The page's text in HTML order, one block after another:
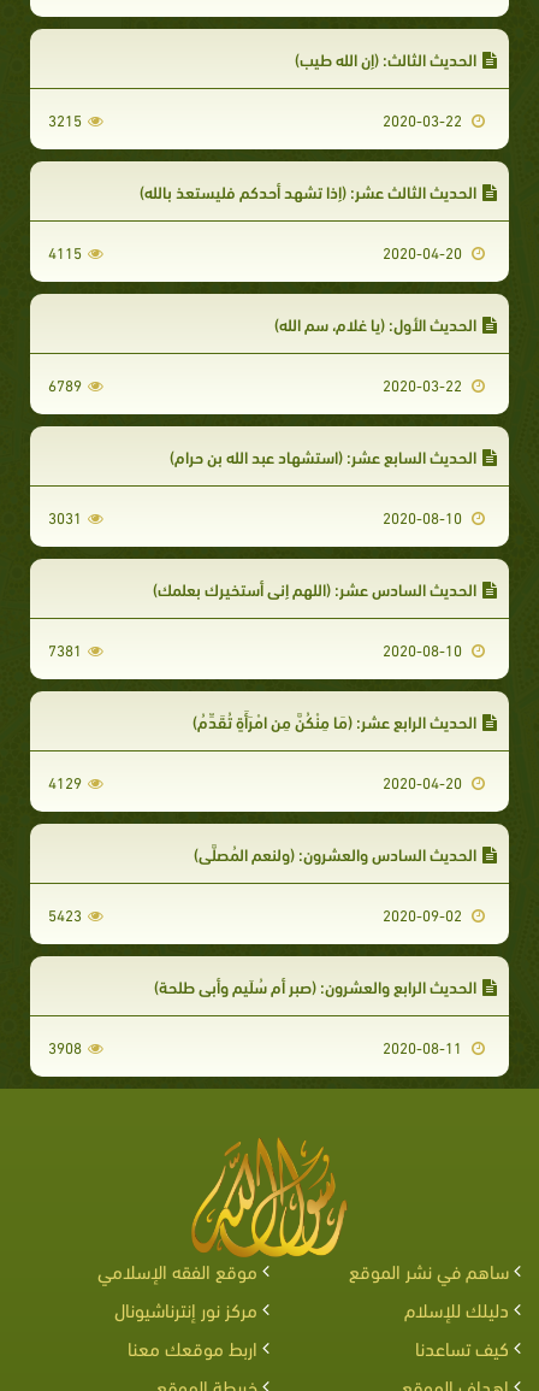
الحديث الثالث: (إن الله طيب)
3215
الحديث الثالث عشر: (إذا تشهد أحدكم فليستعذ بالله)
4115
الحديث الأول: (يا غلام، سم الله)
6789
الحديث السابع عشر: (استشهاد عبد الله بن حرام)
3031
الحديث السادس عشر: (اللهم إني أستخيرك بعلمك)
7381
الحديث الرابع عشر: (مَا مِنْكُنَّ مِنِ امْرَأَةٍ تُقَدِّمُ)
4129
الحديث السادس والعشرون: (ولنعم المُصلَّى)
5423
الحديث الرابع والعشرون: (صبر أم سُلَيم وأبي طلحة)
3908
ساهم في نشر الموقع
موقع الفقه الإسلامي
دليلك للإسلام
مركز نور إنترناشيونال
كيف تساعدنا
اربط موقعك معنا